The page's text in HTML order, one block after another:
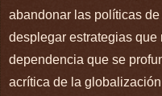
abandonar las políticas
desplegar estrategias
dependencia que se
acrítica de la